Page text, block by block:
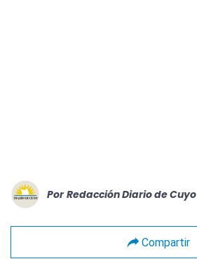
Por Redacción Diario de Cuyo
Compartir